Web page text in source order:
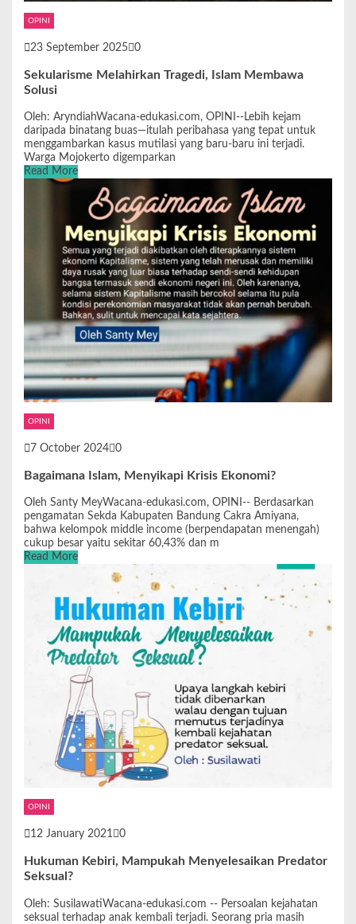
OPINI
23 September 2025 0
Sekularisme Melahirkan Tragedi, Islam Membawa
Solusi
Oleh: AryndiahWacana-edukasi.com, OPINI--Lebih kejam
daripada binatang buas—itulah peribahasa yang tepat untuk
menggambarkan kasus mutilasi yang baru-baru ini terjadi.
Warga Mojokerto digemparkan
Read More
OPINI
7 October 2024 0
Bagaimana Islam, Menyikapi Krisis Ekonomi?
Oleh Santy MeyWacana-edukasi.com, OPINI-- Berdasarkan
pengamatan Sekda Kabupaten Bandung Cakra Amiyana,
bahwa kelompok middle income (berpendapatan menengah)
cukup besar yaitu sekitar 60,43% dan m
Read More
OPINI
12 January 2021 0
Hukuman Kebiri, Mampukah Menyelesaikan Predator
Seksual?
Oleh: SusilawatiWacana-edukasi.com -- Persoalan kejahatan
seksual terhadap anak kembali terjadi. Seorang pria masih